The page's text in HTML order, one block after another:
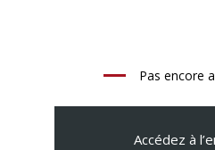
Pas encore
Accédez à